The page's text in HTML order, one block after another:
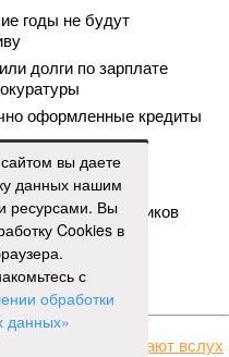
годы не будут
долги по зарплате
оформленные кредиты
рядом с
указанию мошенников
вы даете
данных нашим
ресурсами. Вы
Cookies в
с
обработки
данных»